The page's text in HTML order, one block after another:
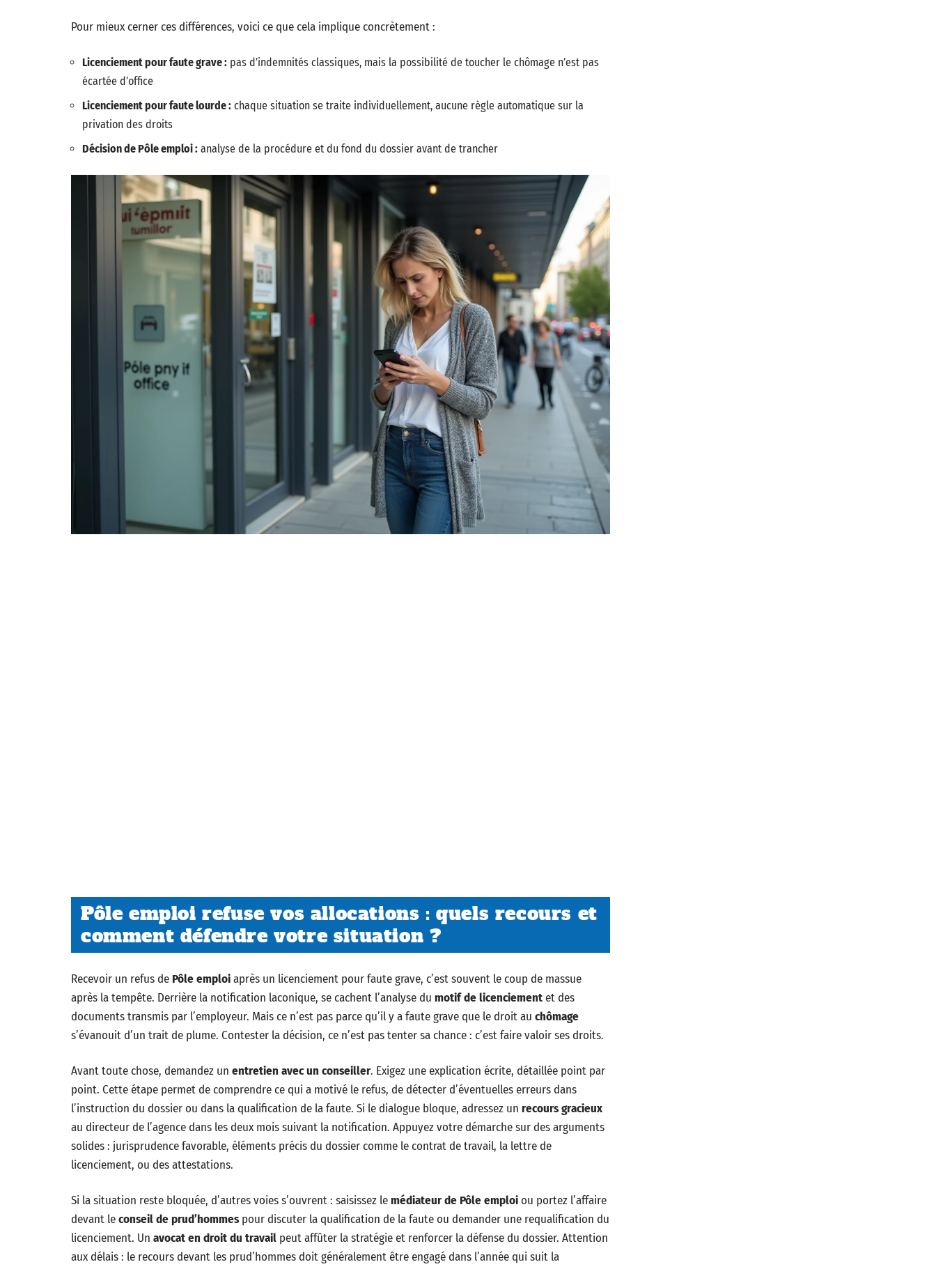
Pour mieux cerner ces différences, voici ce que cela implique concrètement :
Licenciement pour faute grave : pas d’indemnités classiques, mais la possibilité de toucher le chômage n’est pas
écartée d’office
Licenciement pour faute lourde : chaque situation se traite individuellement, aucune règle automatique sur la
privation des droits
Décision de Pôle emploi : analyse de la procédure et du fond du dossier avant de trancher
Pôle emploi refuse vos allocations : quels recours et
comment défendre votre situation ?
Recevoir un refus de Pôle emploiaprès un licenciement pour faute grave, c’est souvent le coup de massue
après la tempête. Derrière la notification laconique, se cachent l’analyse du motif de licenciementet des
documents transmis par l’employeur. Mais ce n’est pas parce qu’il y a faute grave que le droit au chômage
s’évanouit d’un trait de plume. Contester la décision, ce n’est pas tenter sa chance : c’est faire valoir ses droits.
Avant toute chose, demandez un entretien avec un conseiller. Exigez une explication écrite, détaillée point par
point. Cette étape permet de comprendre ce qui a motivé le refus, de détecter d’éventuelles erreurs dans
l’instruction du dossier ou dans la qualification de la faute. Si le dialogue bloque, adressez un recours gracieux
au directeur de l’agence dans les deux mois suivant la notification. Appuyez votre démarche sur des arguments
solides : jurisprudence favorable, éléments précis du dossier comme le contrat de travail, la lettre de
licenciement, ou des attestations.
Si la situation reste bloquée, d’autres voies s’ouvrent : saisissez lemédiateur de Pôle emploiou portez l’affaire
devant leconseil de prud’hommespour discuter la qualification de la faute ou demander une requalification du
licenciement. Un avocat en droit du travail peut affûter la stratégie et renforcer la défense du dossier. Attention
aux délais : le recours devant les prud’hommes doit généralement être engagé dans l’année qui suit la